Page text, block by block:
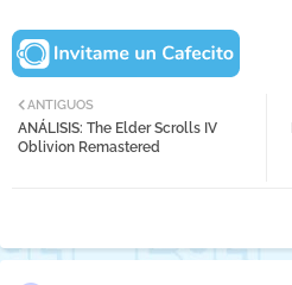
ANTIGUOS
ANÁLISIS: The Elder Scrolls IV
Oblivion Remastered